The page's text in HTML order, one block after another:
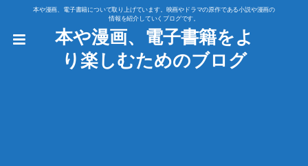
本や漫画、電子書籍について取り上げています。映画やドラマの原作である小説や漫画の
情報を紹介していくブログです。
本や漫画、電子書籍をよ
り楽しむためのブログ